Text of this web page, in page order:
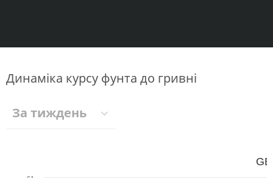
Динаміка курсу фунта до гривні
За тиждень